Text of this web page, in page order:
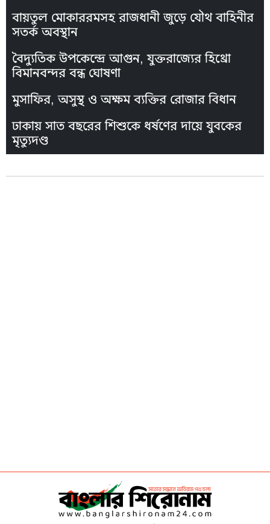
বায়তুল মোকাররমসহ রাজধানী জুড়ে যৌথ বাহিনীর
সতর্ক অবস্থান
বৈদ্যুতিক উপকেন্দ্রে আগুন, যুক্তরাজ্যের হিথ্রো
বিমানবন্দর বন্ধ ঘোষণা
মুসাফির, অসুস্থ ও অক্ষম ব্যক্তির রোজার বিধান
ঢাকায় সাত বছরের শিশুকে ধর্ষণের দায়ে যুবকের
মৃত্যুদণ্ড